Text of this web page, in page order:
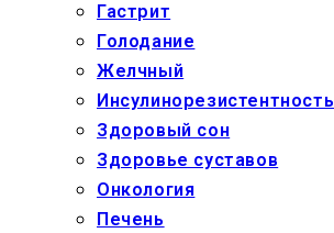
Гастрит
Голодание
Желчный
Инсулинорезистентность
Здоровый сон
Здоровье суставов
Онкология
Печень